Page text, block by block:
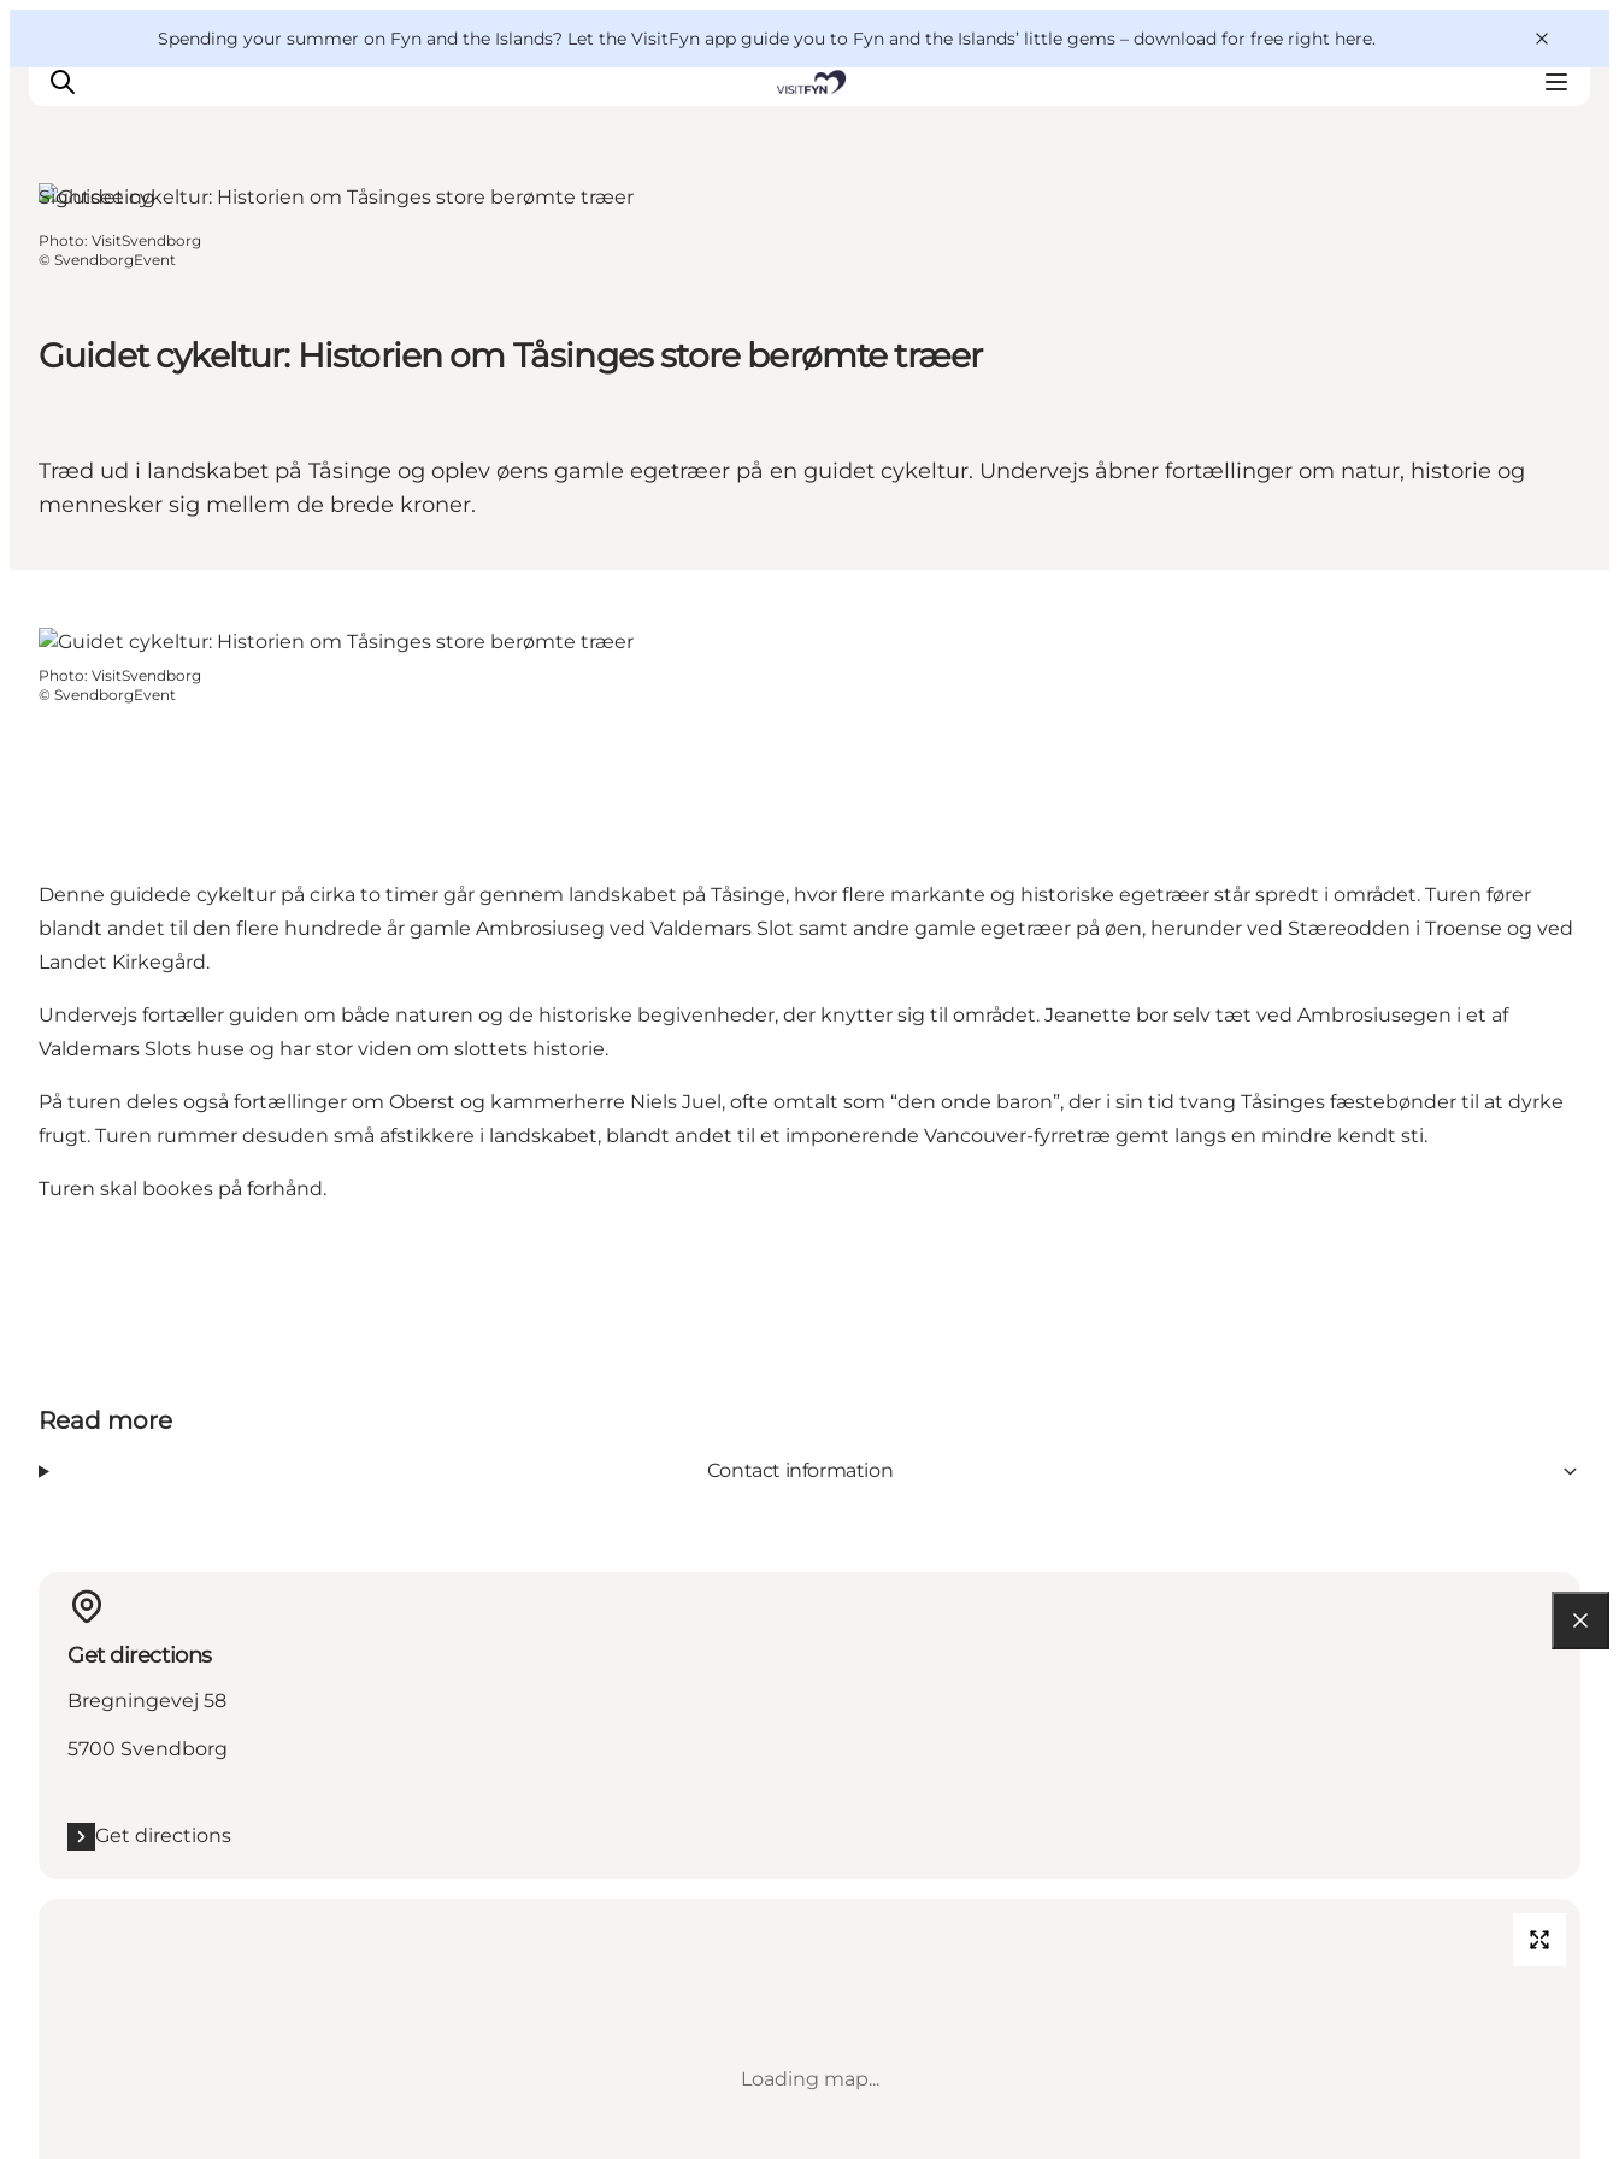
Spending your summer on Fyn and the Islands? Let the VisitFyn app guide you to Fyn and the Islands’ little gems – download for free right here.
Things to do
Where to stay
Guidet cykeltur: Historien om Tåsinges store berømte træer
Træd ud i landskabet på Tåsinge og oplev øens gamle egetræer på en guidet cykeltur. Undervejs åbner fortællinger om natur, historie og
mennesker sig mellem de brede kroner.
Sightseeing
Photo: VisitSvendborg
© SvendborgEvent
Photo: VisitSvendborg
© SvendborgEvent
Denne guidede cykeltur på cirka to timer går gennem landskabet på Tåsinge, hvor flere markante og historiske egetræer står spredt i området. Turen fører
blandt andet til den flere hundrede år gamle Ambrosiuseg ved Valdemars Slot samt andre gamle egetræer på øen, herunder ved Stæreodden i Troense og ved
Landet Kirkegård.
Undervejs fortæller guiden om både naturen og de historiske begivenheder, der knytter sig til området. Jeanette bor selv tæt ved Ambrosiusegen i et af
Valdemars Slots huse og har stor viden om slottets historie.
På turen deles også fortællinger om Oberst og kammerherre Niels Juel, ofte omtalt som “den onde baron”, der i sin tid tvang Tåsinges fæstebønder til at dyrke
frugt. Turen rummer desuden små afstikkere i landskabet, blandt andet til et imponerende Vancouver-fyrretræ gemt langs en mindre kendt sti.
Turen skal bookes på forhånd.
Read more
Contact information
Get directions
Bregningevej 58
5700 Svendborg
Get directions
Loading map...